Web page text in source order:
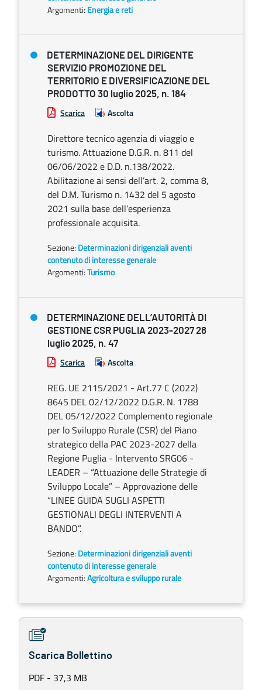
Argomenti: Energia e reti
DETERMINAZIONE DEL DIRIGENTE
SERVIZIO PROMOZIONE DEL
TERRITORIO E DIVERSIFICAZIONE DEL
PRODOTTO 30 luglio 2025, n. 184
Scarica Ascolta
Direttore tecnico agenzia di viaggio e
turismo. Attuazione D.G.R. n. 811 del
06/06/2022 e D.D. n.138/2022.
Abilitazione ai sensi dell’art. 2, comma 8,
del D.M. Turismo n. 1432 del 5 agosto
2021 sulla base dell’esperienza
professionale acquisita.
Sezione: Determinazioni dirigenziali aventi
contenuto di interesse generale
Argomenti:Turismo
DETERMINAZIONE DELL’AUTORITÀ DI
GESTIONE CSR PUGLIA 2023-2027 28
luglio 2025, n. 47
Scarica Ascolta
REG. UE 2115/2021 - Art.77 C (2022)
8645 DEL 02/12/2022 D.G.R. N. 1788
DEL 05/12/2022 Complemento regionale
per lo Sviluppo Rurale (CSR) del Piano
strategico della PAC 2023-2027 della
Regione Puglia - Intervento SRG06 -
LEADER – “Attuazione delle Strategie di
Sviluppo Locale” – Approvazione delle
“LINEE GUIDA SUGLI ASPETTI
GESTIONALI DEGLI INTERVENTI A
BANDO”.
Sezione: Determinazioni dirigenziali aventi
contenuto di interesse generale
Argomenti:Agricoltura e sviluppo rurale
Scarica Bollettino
PDF - 37,3 MB